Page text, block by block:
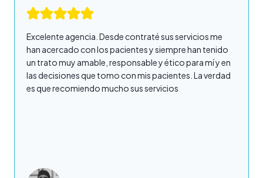
Excelente agencia. Desde contraté sus servicios me
han acercado con los pacientes y siempre han tenido
un trato muy amable, responsable y ético para mí y en
las decisiones que tomo con mis pacientes. La verdad
es que recomiendo mucho sus servicios